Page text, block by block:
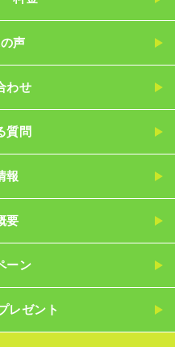
声
わせ
質問
報
要
ーン
レゼント